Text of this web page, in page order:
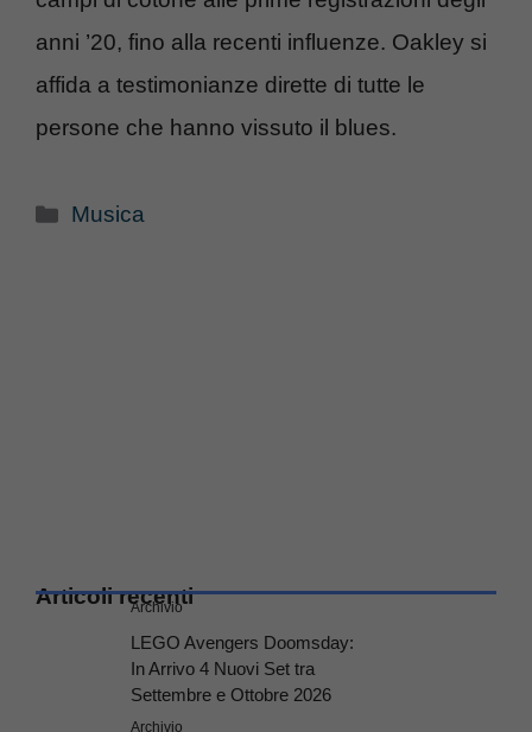
anni ’20, fino alla recenti influenze. Oakley si
affida a testimonianze dirette di tutte le
persone che hanno vissuto il blues.
Categorie
Musica
Articoli recenti
Archivio
LEGO Avengers Doomsday:
In Arrivo 4 Nuovi Set tra
Settembre e Ottobre 2026
Archivio